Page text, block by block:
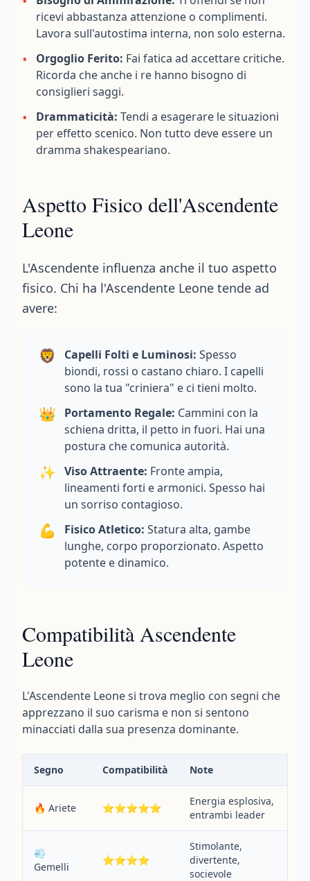
ricevi abbastanza attenzione o complimenti.
Lavora sull'autostima interna, non solo esterna.
• Orgoglio Ferito: Fai fatica ad accettare critiche.
Ricorda che anche i re hanno bisogno di
consiglieri saggi.
• Drammaticità: Tendi a esagerare le situazioni
per effetto scenico. Non tutto deve essere un
dramma shakespeariano.
Aspetto Fisico dell'Ascendente
Leone
L'Ascendente influenza anche il tuo aspetto
fisico. Chi ha l'Ascendente Leone tende ad
avere:
🦁 Capelli Folti e Luminosi: Spesso
biondi, rossi o castano chiaro. I capelli
sono la tua "criniera" e ci tieni molto.
👑 Portamento Regale: Cammini con la
schiena dritta, il petto in fuori. Hai una
postura che comunica autorità.
✨ Viso Attraente: Fronte ampia,
lineamenti forti e armonici. Spesso hai
un sorriso contagioso.
💪 Fisico Atletico: Statura alta, gambe
lunghe, corpo proporzionato. Aspetto
potente e dinamico.
Compatibilità Ascendente
Leone
L'Ascendente Leone si trova meglio con segni che
apprezzano il suo carisma e non si sentono
minacciati dalla sua presenza dominante.
Segno Compatibilità Note
🔥 Ariete ⭐⭐⭐⭐⭐
Energia esplosiva,
entrambi leader
💨
Gemelli
⭐⭐⭐⭐
Stimolante,
divertente,
socievole